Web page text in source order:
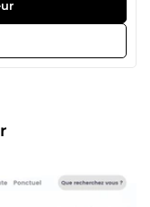
et performer
📊 sur Come Up ::
satisfaction : 99% ✨
avec mes
05 ans. De
la plateforme
sur le service de